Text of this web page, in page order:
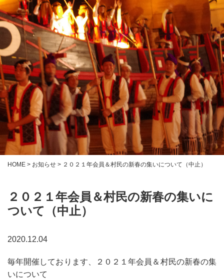
HOME > お知らせ > ２０２１年会員＆村民の新春の集いについて（中止）
２０２１年会員＆村民の新春の集いに
ついて（中止）
2020.12.04
毎年開催しております、２０２１年会員＆村民の新春の集
いについて